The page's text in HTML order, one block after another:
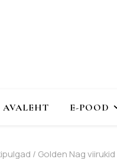
AVALEHT E-POOD
/ Golden Nag viirukid